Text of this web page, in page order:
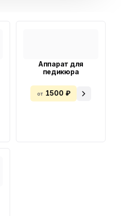
Аппарат для
педикюра
от 1500 ₽